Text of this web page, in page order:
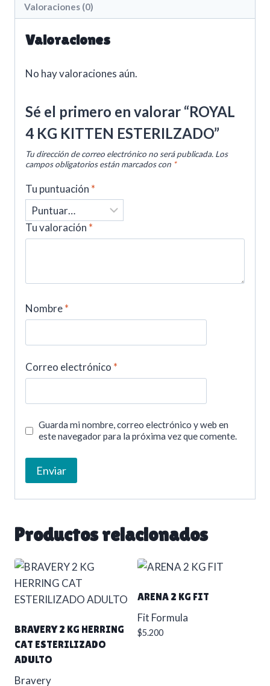
Valoraciones (0)
Valoraciones
No hay valoraciones aún.
Sé el primero en valorar “ROYAL
4 KG KITTEN ESTERILZADO”
Tu dirección de correo electrónico no será publicada. Los
campos obligatorios están marcados con *
Tu puntuación *
Tu valoración *
Nombre*
Correo electrónico *
Guarda mi nombre, correo electrónico y web en
este navegador para la próxima vez que comente.
Productos relacionados
BRAVERY 2 KG HERRING
CAT ESTERILIZADO
ADULTO
Bravery
ARENA 2 KG FIT
Fit Formula
$5.200